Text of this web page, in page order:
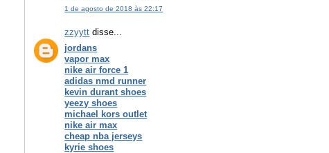
1 de agosto de 2018 às 22:17
zzyytt disse...
jordans
vapor max
nike air force 1
adidas nmd runner
kevin durant shoes
yeezy shoes
michael kors outlet
nike air max
cheap nba jerseys
kyrie shoes